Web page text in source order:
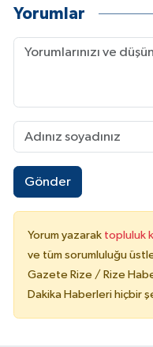
Yorumlar
Gönder
Yorum yazarak topluluk
ve tüm sorumluluğu
Gazete Rize / Rize
Dakika Haberleri hiçbir